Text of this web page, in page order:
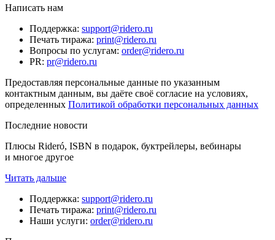
Написать нам
Поддержка: support@ridero.ru
Печать тиража: print@ridero.ru
Вопросы по услугам: order@ridero.ru
PR: pr@ridero.ru
Предоставляя персональные данные по указанным
контактным данным, вы даёте своё согласие на условиях,
определенных Политикой обработки персональных данных
Последние новости
Плюсы Rideró, ISBN в подарок, буктрейлеры, вебинары
и многое другое
Читать дальше
Поддержка: support@ridero.ru
Печать тиража: print@ridero.ru
Наши услуги: order@ridero.ru